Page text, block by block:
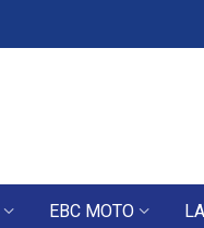
EBC MOTO